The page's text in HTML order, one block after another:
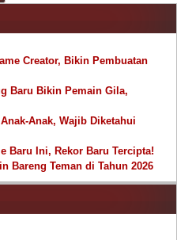
Creator, Bikin Pembuatan
Baru Bikin Pemain Gila,
Anak, Wajib Diketahui
Baru Ini, Rekor Baru Tercipta!
Bareng Teman di Tahun 2026